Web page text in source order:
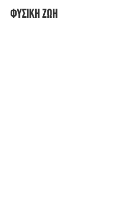
ΦΥΣΙΚΉ ΖΩΉ